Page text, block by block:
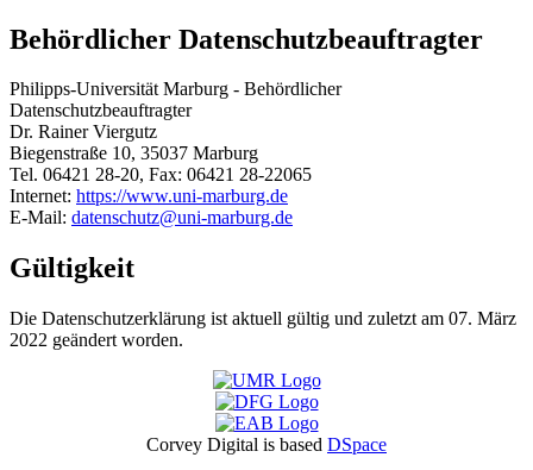
Behördlicher Datenschutzbeauftragter
Philipps-Universität Marburg - Behördlicher
Datenschutzbeauftragter
Dr. Rainer Viergutz
Biegenstraße 10, 35037 Marburg
Tel. 06421 28-20, Fax: 06421 28-22065
Internet: https://www.uni-marburg.de
E-Mail: datenschutz@uni-marburg.de
Gültigkeit
Die Datenschutzerklärung ist aktuell gültig und zuletzt am 07. März
2022 geändert worden.
Corvey Digital is based DSpace